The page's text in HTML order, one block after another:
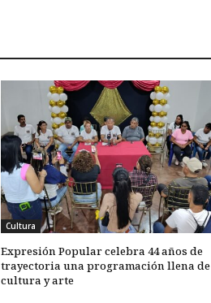
Cultura
Expresión Popular celebra 44 años de
trayectoria una programación llena de
cultura y arte